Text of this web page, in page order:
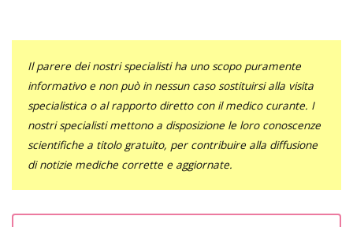
Il parere dei nostri specialisti ha uno scopo puramente
informativo e non può in nessun caso sostituirsi alla visita
specialistica o al rapporto diretto con il medico curante. I
nostri specialisti mettono a disposizione le loro conoscenze
scientifiche a titolo gratuito, per contribuire alla diffusione
di notizie mediche corrette e aggiornate.